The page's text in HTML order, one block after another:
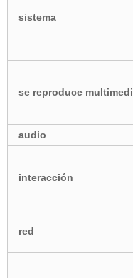
sistema
se reproduce
audio
interacción
red